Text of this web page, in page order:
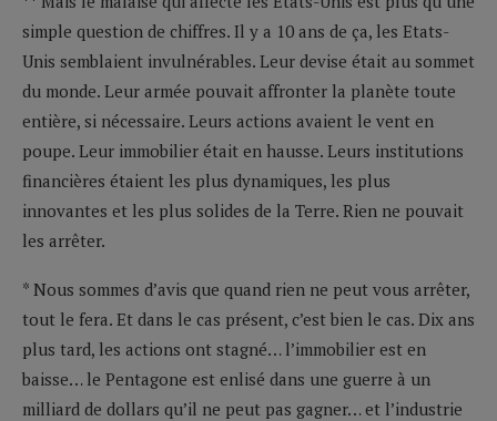
simple question de chiffres. Il y a 10 ans de ça, les Etats-
Unis semblaient invulnérables. Leur devise était au sommet
du monde. Leur armée pouvait affronter la planète toute
entière, si nécessaire. Leurs actions avaient le vent en
poupe. Leur immobilier était en hausse. Leurs institutions
financières étaient les plus dynamiques, les plus
innovantes et les plus solides de la Terre. Rien ne pouvait
les arrêter.
* Nous sommes d’avis que quand rien ne peut vous arrêter,
tout le fera. Et dans le cas présent, c’est bien le cas. Dix ans
plus tard, les actions ont stagné… l’immobilier est en
baisse… le Pentagone est enlisé dans une guerre à un
milliard de dollars qu’il ne peut pas gagner… et l’industrie